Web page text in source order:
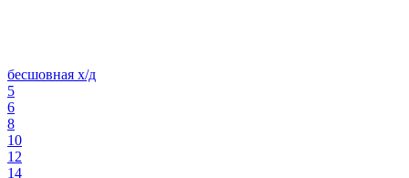
бесшовная х/д
5
6
8
10
12
14